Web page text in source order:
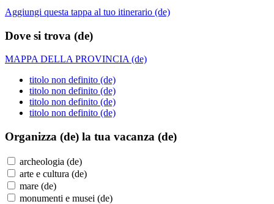
Aggiungi questa tappa al tuo itinerario (de)
Dove si trova (de)
MAPPA DELLA PROVINCIA (de)
titolo non definito (de)
titolo non definito (de)
titolo non definito (de)
titolo non definito (de)
Organizza (de) la tua vacanza (de)
archeologia (de)
arte e cultura (de)
mare (de)
monumenti e musei (de)